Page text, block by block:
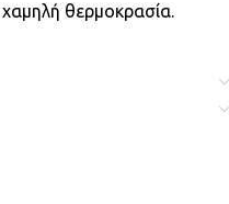
χαμηλή θερμοκρασία.